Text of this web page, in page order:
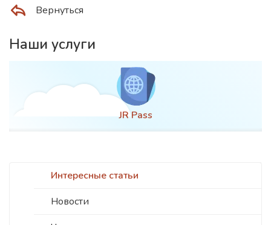
Интересные статьи
Новости
Вернуться
Наши услуги
JR Pass